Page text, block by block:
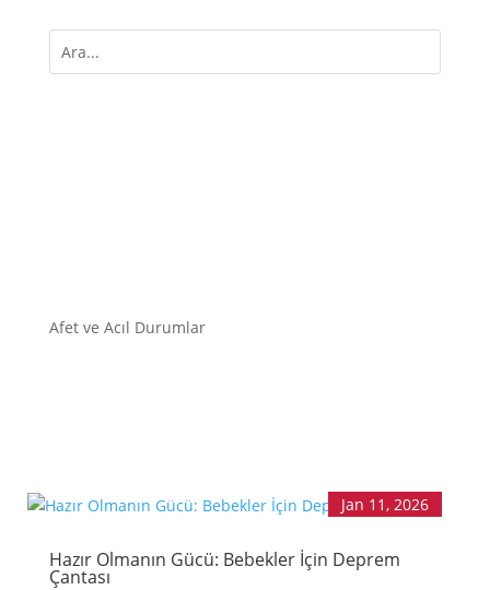
DURUMLAR
HAFTASI 2026
Afet ve Acıl Durumlar
Hazır Olmanın Gücü: Bebekler İçin Deprem
Çantası
Jan 11, 2026